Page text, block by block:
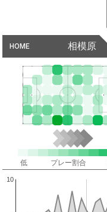
HOME 相模原
低 プレー割合
10